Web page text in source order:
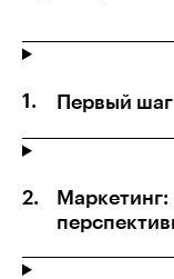
Первый
Маркетинг: